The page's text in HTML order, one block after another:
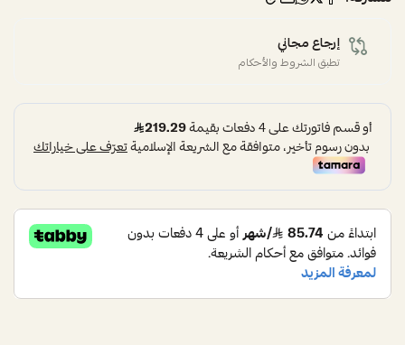
إرجاع مجاني
تطبق الشروط والأحكام